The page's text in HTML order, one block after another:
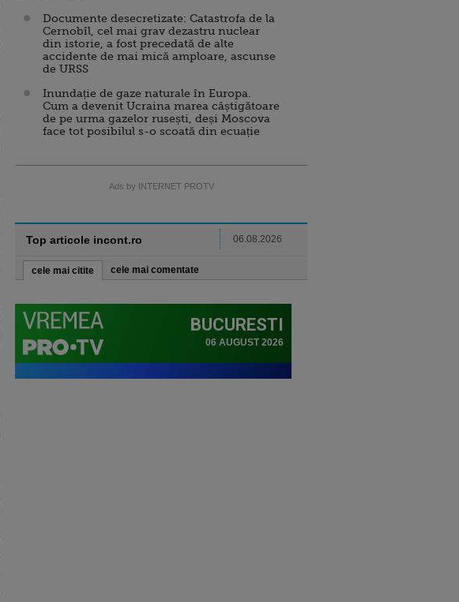
Documente desecretizate: Catastrofa de la
Cernobîl, cel mai grav dezastru nuclear
din istorie, a fost precedată de alte
accidente de mai mică amploare, ascunse
de URSS
Inundație de gaze naturale în Europa.
Cum a devenit Ucraina marea câștigătoare
de pe urma gazelor rusești, deși Moscova
face tot posibilul s-o scoată din ecuație
Ads by INTERNET PROTV
Top articole incont.ro 06.08.2026
cele mai citite cele mai comentate